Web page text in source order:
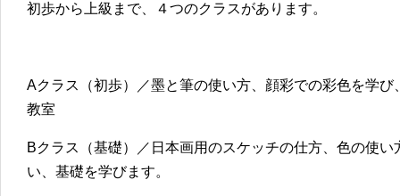
初歩から上級まで、４つのクラスがあります。
Aクラス（初歩）／墨と筆の使い方、顔彩での彩色を学
教室
Bクラス（基礎）／日本画用のスケッチの仕方、色の使
い、基礎を学びます。